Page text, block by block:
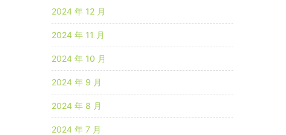
2024 年 12 月
2024 年 11 月
2024 年 10 月
2024 年 9 月
2024 年 8 月
2024 年 7 月